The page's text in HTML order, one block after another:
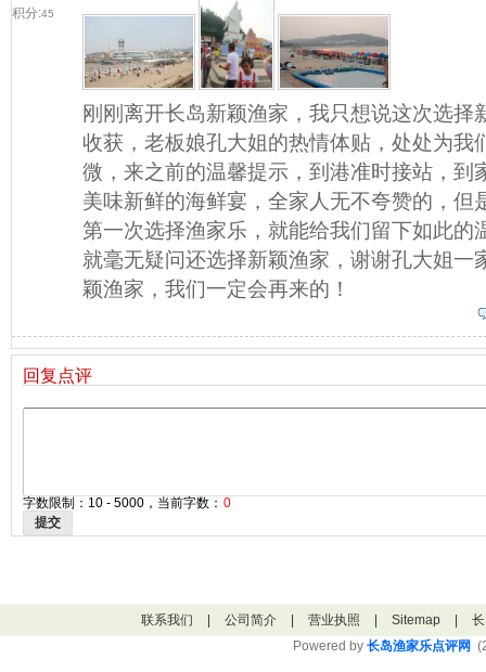
积分:45
刚刚离开长岛新颖渔家，我只想说这次选择
收获，老板娘孔大姐的热情体贴，处处为我
微，来之前的温馨提示，到港准时接站，到
美味新鲜的海鲜宴，全家人无不夸赞的，但
第一次选择渔家乐，就能给我们留下如此的
就毫无疑问还选择新颖渔家，谢谢孔大姐一
颖渔家，我们一定会再来的！
回复点评
字数限制：10 - 5000，当前字数： 0
提交
联系我们 公司简介 营业执照 Sitemap
Powered by 长岛渔家乐点评网